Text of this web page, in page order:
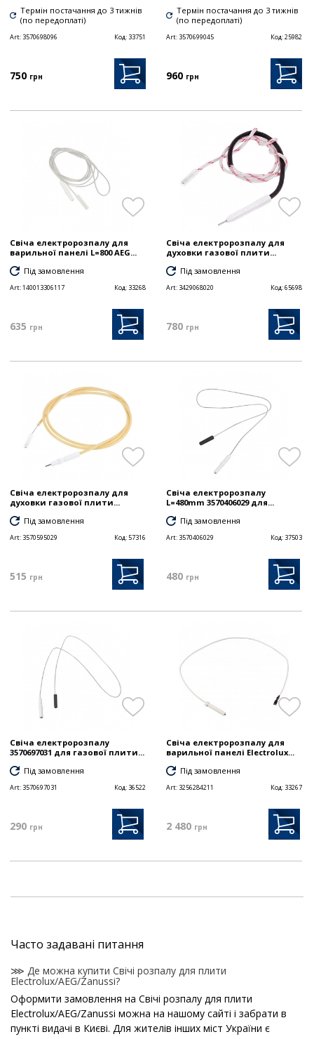
Термін постачання до 3 тижнів
(по передоплаті)
Art: 3570698096 Код: 33751
750 грн
Термін постачання до 3 тижнів
(по передоплаті)
Art: 3570699045 Код:25982
960 грн
Свіча електророзпалу для
варильної панелі L=800 AEG...
Під замовлення
Art:140013306117 Код: 33268
635 грн
Свіча електророзпалу для
духовки газової плити...
Під замовлення
Art: 3429068020 Код:65698
780 грн
Свіча електророзпалу для
духовки газової плити...
Під замовлення
Art: 3570595029 Код:57316
515 грн
Свіча електророзпалу
L=480mm 3570406029 для...
Під замовлення
Art: 3570406029 Код: 37503
480 грн
Свіча електророзпалу
3570697031 для газової плити...
Під замовлення
Art: 3570697031 Код: 36522
290 грн
Свіча електророзпалу для
варильної панелі Electrolux...
Під замовлення
Art: 3256284211 Код: 33267
2 480 грн
Часто задавані питання
⋙ Де можна купити Свічі розпалу для плити
Electrolux/AEG/Zanussi?
Оформити замовлення на Свічі розпалу для плити
Electrolux/AEG/Zanussi можна на нашому сайті і забрати в
пункті видачі в Києві. Для жителів інших міст України є